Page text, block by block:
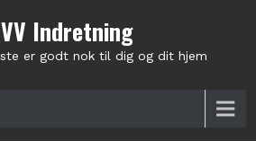
Indretning
er godt nok til dig og dit hjem